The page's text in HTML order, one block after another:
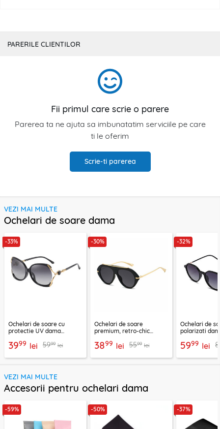
PARERILE CLIENTILOR
Fii primul care scrie o parere
Parerea ta ne ajuta sa imbunatatim serviciile pe care
ti le oferim
Scrie-ti parerea
VEZI MAI MULTE
Ochelari de soare dama
-33%
Ochelari de soare cu
protectie UV dama
3999 lei 5999 lei
-30%
Ochelari de soare
premium, retro-chic
3899 lei 5599 lei
-32%
Ochelari de
polarizati
5999 lei
VEZI MAI MULTE
Accesorii pentru ochelari dama
-59% -50% -37%